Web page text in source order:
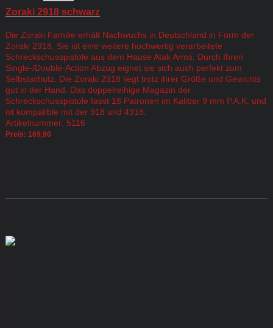
Zoraki 2918 schwarz
Die Zoraki Familie erhält Nachwuchs in Deutschland in Form der
Zoraki 2918. Sie ist eine weitere hochwertig verarbeitete
Schreckschusspistole aus dem Hause Atak Arms. Durch Ihren
Single-/Double-Action Abzug eignet sie sich auch perfekt zum
Selbstschutz. Die Zoraki 2918 liegt trotz ihrer Größe und Gewichts
gut in der Hand. Das doppelreihige Magazin der
Schreckschusspistole fasst 18 Patronen im Kaliber 9 mm P.A.K. und
ist kompatible mit der 918 und 4918.
Artikelnummer: 5116
Preis: 169,90